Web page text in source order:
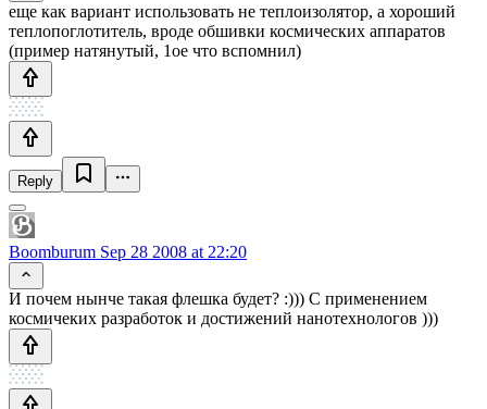
еще как вариант использовать не теплоизолятор, а хороший
теплопоглотитель, вроде обшивки космических аппаратов
(пример натянутый, 1ое что вспомнил)
Reply
Boomburum Sep 28 2008 at 22:20
И почем нынче такая флешка будет? :))) С применением
космичеких разработок и достижений нанотехнологов )))